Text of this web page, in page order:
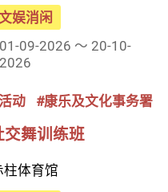
娱消闲
01-09-2026 ～ 20-10-
2026
动 #康乐及文化事务署
交舞训练班
柱体育馆